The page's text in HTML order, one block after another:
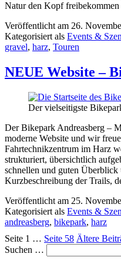
Natur den Kopf
Veröffentlicht am 26.
Kategorisiert als Events &
gravel, harz, Touren
NEUE Website –
Der vielseitigste
Der Bikepark Andreasberg –
moderne Website und wir
Fahrtechnikzentrum im Harz
strukturiert, übersichtlich
schnellen und guten
Kurzbeschreibung der Trails,
Veröffentlicht am 25.
Kategorisiert als Events &
andreasberg, bikepark, harz
der
Seite 1 … Seite 58 Ältere
Suchen …